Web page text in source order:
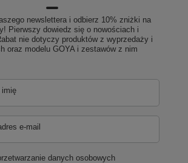
newslettera i odbierz 10% zniżki na
Pierwszy dowiedz się o nowościach i
nie dotyczy produktów z wyprzedaży i
oraz modelu GOYA i zestawów z nim
imię
e-mail
danych osobowych